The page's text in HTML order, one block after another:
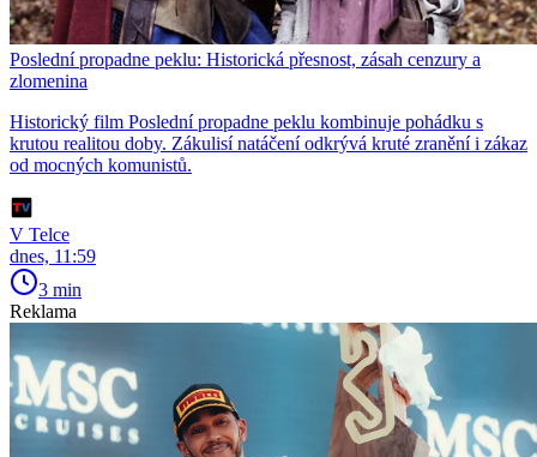
Poslední propadne peklu: Historická přesnost, zásah cenzury a
zlomenina
Historický film Poslední propadne peklu kombinuje pohádku s
krutou realitou doby. Zákulisí natáčení odkrývá kruté zranění i zákaz
od mocných komunistů.
V Telce
dnes, 11:59
3 min
Reklama